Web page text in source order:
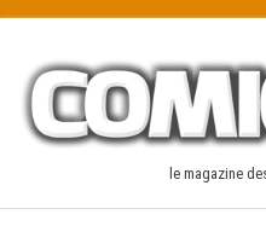
content
le magazine